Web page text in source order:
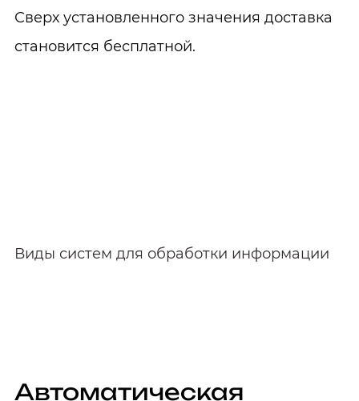
Сверх установленного значения доставка
становится бесплатной.
Виды систем для обработки информации
Автоматическая